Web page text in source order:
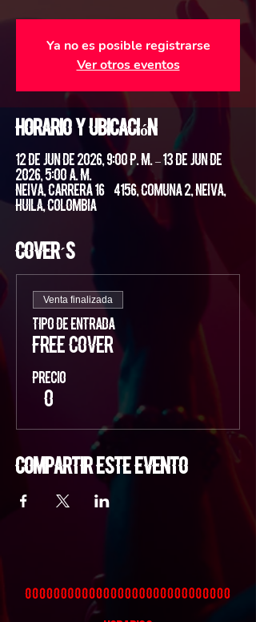
Ya no es posible registrarse
Ver otros eventos
Horario y ubicación
12 de jun de 2026, 9:00 p. m. – 13 de jun de
2026, 5:00 a. m.
Neiva, Carrera 16 #4156, Comuna 2, Neiva,
Huila, Colombia
Cover´s
Venta finalizada
Tipo de entrada
FREE COVER
Precio
$ 0
Compartir este evento